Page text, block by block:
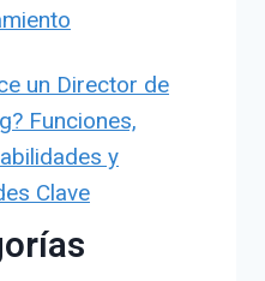
un Director de
Funciones,
y
Clave